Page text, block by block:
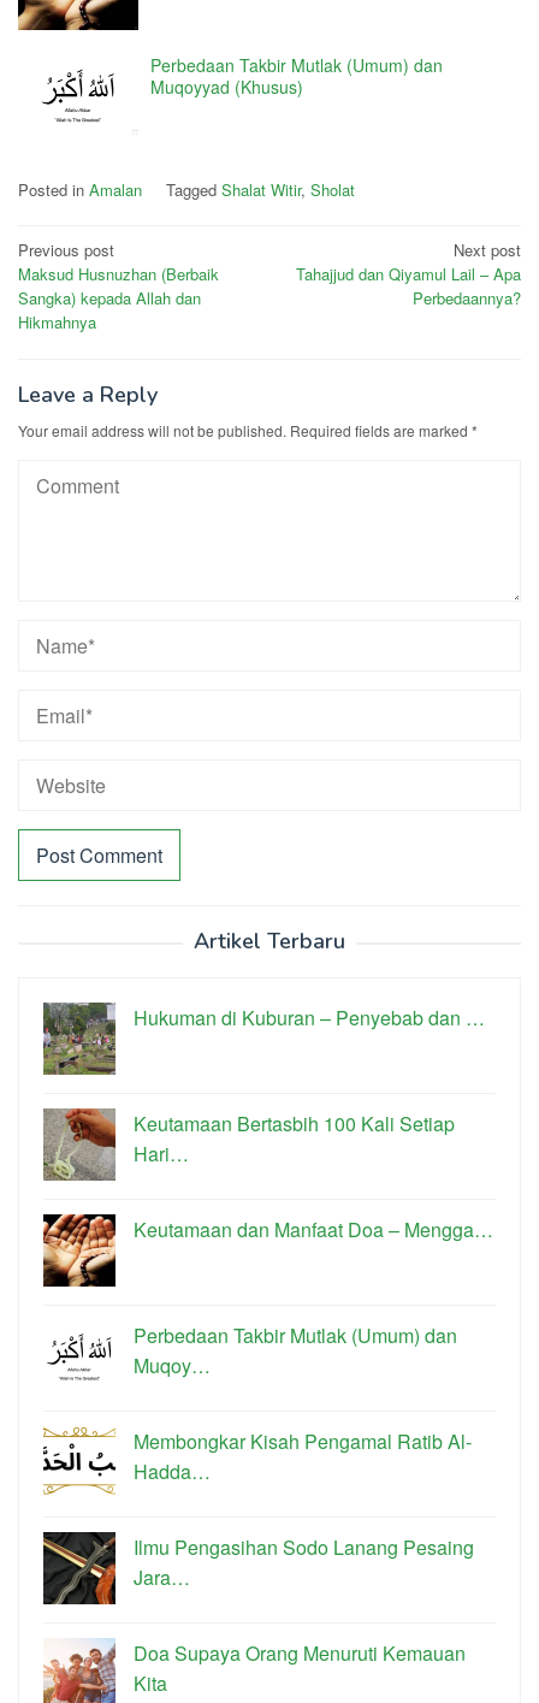
Perbedaan Takbir Mutlak (Umum) dan
Muqoyyad (Khusus)
Posted in Amalan Tagged Shalat Witir, Sholat
Post
navigation
Previous post
Maksud Husnuzhan (Berbaik
Sangka) kepada Allah dan
Hikmahnya
Next post
Tahajjud dan Qiyamul Lail – Apa
Perbedaannya?
Leave a Reply
Your email address will not be published. Required fields are marked *
Artikel Terbaru
Hukuman di Kuburan – Penyebab dan …
Keutamaan Bertasbih 100 Kali Setiap
Hari…
Keutamaan dan Manfaat Doa – Mengga…
Perbedaan Takbir Mutlak (Umum) dan
Muqoy…
Membongkar Kisah Pengamal Ratib Al-
Hadda…
Ilmu Pengasihan Sodo Lanang Pesaing
Jara…
Doa Supaya Orang Menuruti Kemauan
Kita